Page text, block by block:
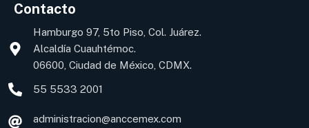
Contacto
Hamburgo 97, 5to Piso, Col. Juárez.
Alcaldía Cuauhtémoc.
06600, Ciudad de México, CDMX.
55 5533 2001
administracion@anccemex.com